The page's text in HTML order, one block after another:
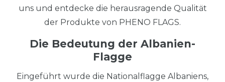
uns und entdecke die herausragende Qualität
der Produkte von PHENO FLAGS.
Die Bedeutung der Albanien-
Flagge
Eingeführt wurde die Nationalflagge Albaniens,